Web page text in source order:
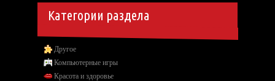
Категории раздела
Другое
Компьютерные игры
Красота и здоровье